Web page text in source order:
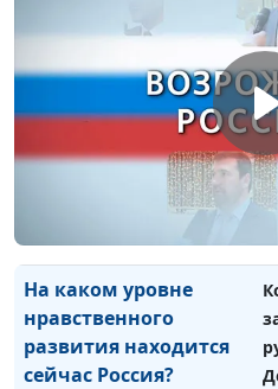
религиозных
организаций в
укреплении семейных
ценностей в
современном
На каком уровне
нравственного
развития находится
сейчас Россия?